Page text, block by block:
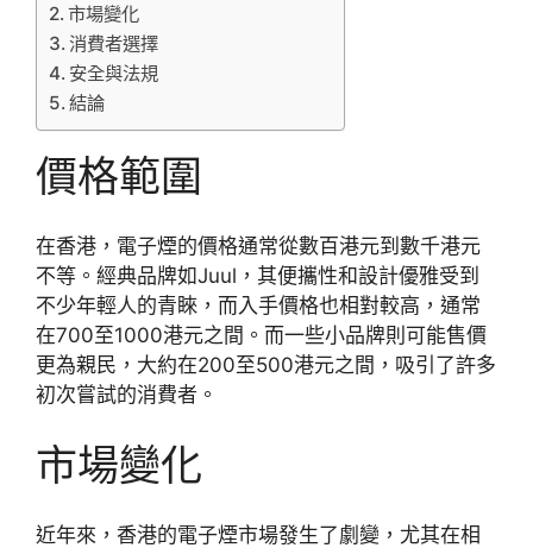
市場變化
消費者選擇
安全與法規
結論
價格範圍
在香港，電子煙的價格通常從數百港元到數千港元
不等。經典品牌如Juul，其便攜性和設計優雅受到
不少年輕人的青睞，而入手價格也相對較高，通常
在700至1000港元之間。而一些小品牌則可能售價
更為親民，大約在200至500港元之間，吸引了許多
初次嘗試的消費者。
市場變化
近年來，香港的電子煙市場發生了劇變，尤其在相